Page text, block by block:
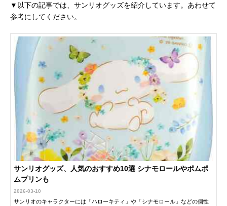
▼以下の記事では、サンリオグッズを紹介しています。あわせて
参考にしてください。
サンリオグッズ、人気のおすすめ10選 シナモロールやポムポ
ムプリンも
2026-03-10
サンリオのキャラクターには「ハローキティ」や「シナモロール」などの個性